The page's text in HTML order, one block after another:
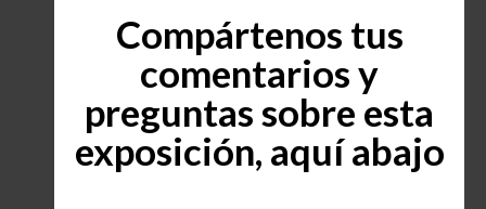
Compártenos tus
comentarios y
preguntas sobre esta
exposición, aquí abajo